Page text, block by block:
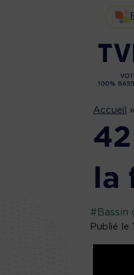
Accueil »
#Bassin
Publié le